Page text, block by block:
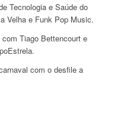
Tecnologia e Saúde do
Velha e Funk Pop Music.
Tiago Bettencourt e
com o desfile a